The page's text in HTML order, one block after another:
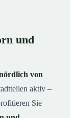
und
von
aktiv –
Sie